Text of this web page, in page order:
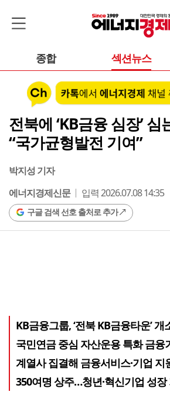
종합 섹션뉴스
전북에 ‘KB금융 심장’ 심
“국가균형발전 기여”
박지성 기자
에너지경제신문
입력 2026.07.08 14:35
구글 검색 선호 출처로 추가
KB금융그룹, ‘전북 KB금융타운’ 개
국민연금 중심 자산운용 특화 금융
계열사 집결해 금융서비스·기업 지
350여명 상주…청년·혁신기업 성장